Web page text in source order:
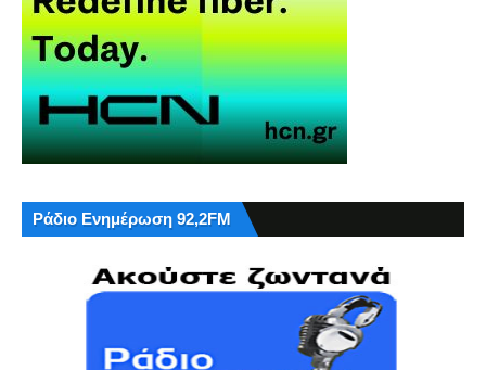
Ράδιο Ενημέρωση 92,2FM